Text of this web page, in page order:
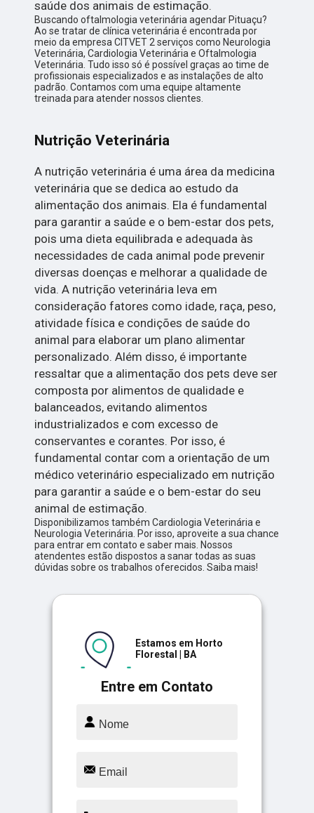
saúde dos animais de estimação.
Buscando oftalmologia veterinária agendar Pituaçu?
Ao se tratar de clínica veterinária é encontrada por
meio da empresa CITVET 2 serviços como Neurologia
Veterinária, Cardiologia Veterinária e Oftalmologia
Veterinária. Tudo isso só é possível graças ao time de
profissionais especializados e as instalações de alto
padrão. Contamos com uma equipe altamente
treinada para atender nossos clientes.
Nutrição Veterinária
A nutrição veterinária é uma área da medicina
veterinária que se dedica ao estudo da
alimentação dos animais. Ela é fundamental
para garantir a saúde e o bem-estar dos pets,
pois uma dieta equilibrada e adequada às
necessidades de cada animal pode prevenir
diversas doenças e melhorar a qualidade de
vida. A nutrição veterinária leva em
consideração fatores como idade, raça, peso,
atividade física e condições de saúde do
animal para elaborar um plano alimentar
personalizado. Além disso, é importante
ressaltar que a alimentação dos pets deve ser
composta por alimentos de qualidade e
balanceados, evitando alimentos
industrializados e com excesso de
conservantes e corantes. Por isso, é
fundamental contar com a orientação de um
médico veterinário especializado em nutrição
para garantir a saúde e o bem-estar do seu
animal de estimação.
Disponibilizamos também Cardiologia Veterinária e
Neurologia Veterinária. Por isso, aproveite a sua chance
para entrar em contato e saber mais. Nossos
atendentes estão dispostos a sanar todas as suas
dúvidas sobre os trabalhos oferecidos. Saiba mais!
Entre em Contato
Estamos em Horto
Florestal | BA